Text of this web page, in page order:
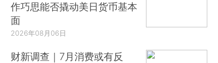
作巧思能否撬动美日货币基本
面
2026年08月06日
财新调查｜7月消费或有反